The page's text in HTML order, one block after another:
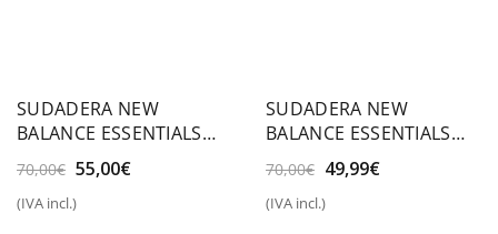
SUDADERA NEW
BALANCE ESSENTIALS
STACKED LOGO FRENCH
TERRY
70,00€ El
original
55,00€El
(IVA incl.)
SUDADERA NEW
BALANCE ESSENTIALS
STACKED LOGO FRENCH
TERRY
70,00€ El
original
49,99€El
(IVA incl.)